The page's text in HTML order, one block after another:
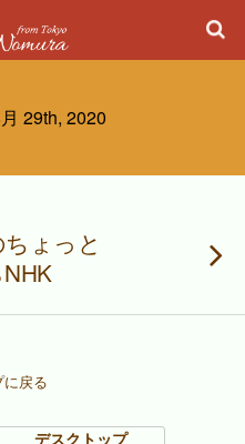
29th, 2020
ょっと
に戻る
デスクトップ